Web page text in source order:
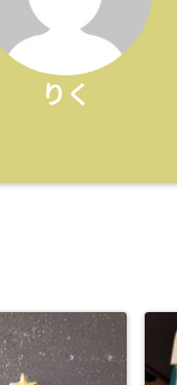
りく